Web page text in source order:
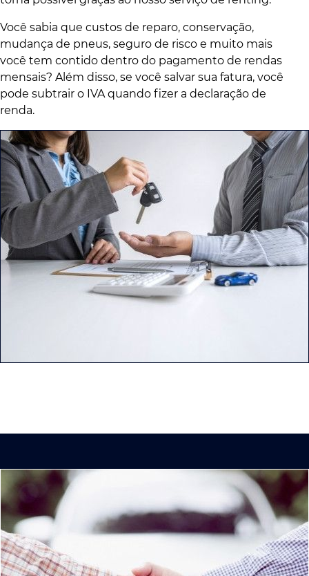
Você sabia que custos de reparo, conservação,
mudança de pneus, seguro de risco e muito mais
você tem contido dentro do pagamento de rendas
mensais? Além disso, se você salvar sua fatura, você
pode subtrair o IVA quando fizer a declaração de
renda.